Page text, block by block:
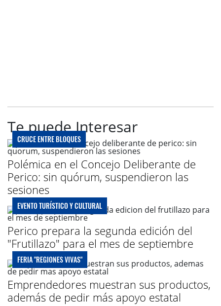
Te puede Interesar
CRUCE ENTRE BLOQUES
Polémica en el Concejo Deliberante de
Perico: sin quórum, suspendieron las
sesiones
EVENTO TURÍSTICO Y CULTURAL
Perico prepara la segunda edición del
"Frutillazo" para el mes de septiembre
FERIA "REGIONES VIVAS"
Emprendedores muestran sus productos,
además de pedir más apoyo estatal